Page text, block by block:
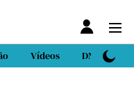
Vídeos DN Sport